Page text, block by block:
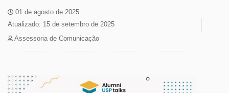
01 de agosto de 2025
Atualizado: 15 de setembro de 2025
Assessoria de Comunicação